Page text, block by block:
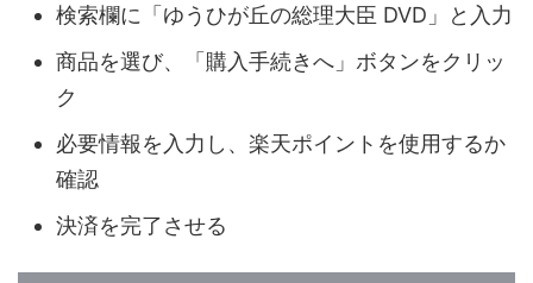
検索欄に「ゆうひが丘の総理大臣 DVD」と入力
商品を選び、「購入手続きへ」ボタンをクリッ
ク
必要情報を入力し、楽天ポイントを使用するか
確認
決済を完了させる